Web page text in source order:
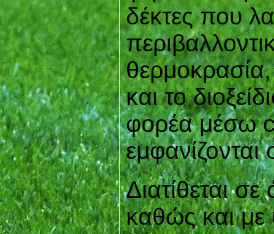
δέκτες που
και το
φορέα μέσω
Διατίθεται
καθώς και